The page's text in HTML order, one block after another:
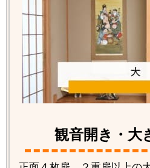
観音開き・大